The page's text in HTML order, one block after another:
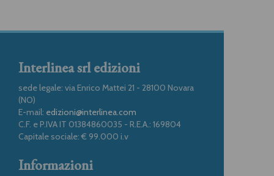
Interlinea srl edizioni
sede legale: via Enrico Mattei 21 - 28100 Novara
(NO)
E-mail: edizioni@interlinea.com
C.F. e P.IVA IT 01384860035 - R.E.A.: 169804
Capitale sociale: € 99.000 i.v
Informazioni